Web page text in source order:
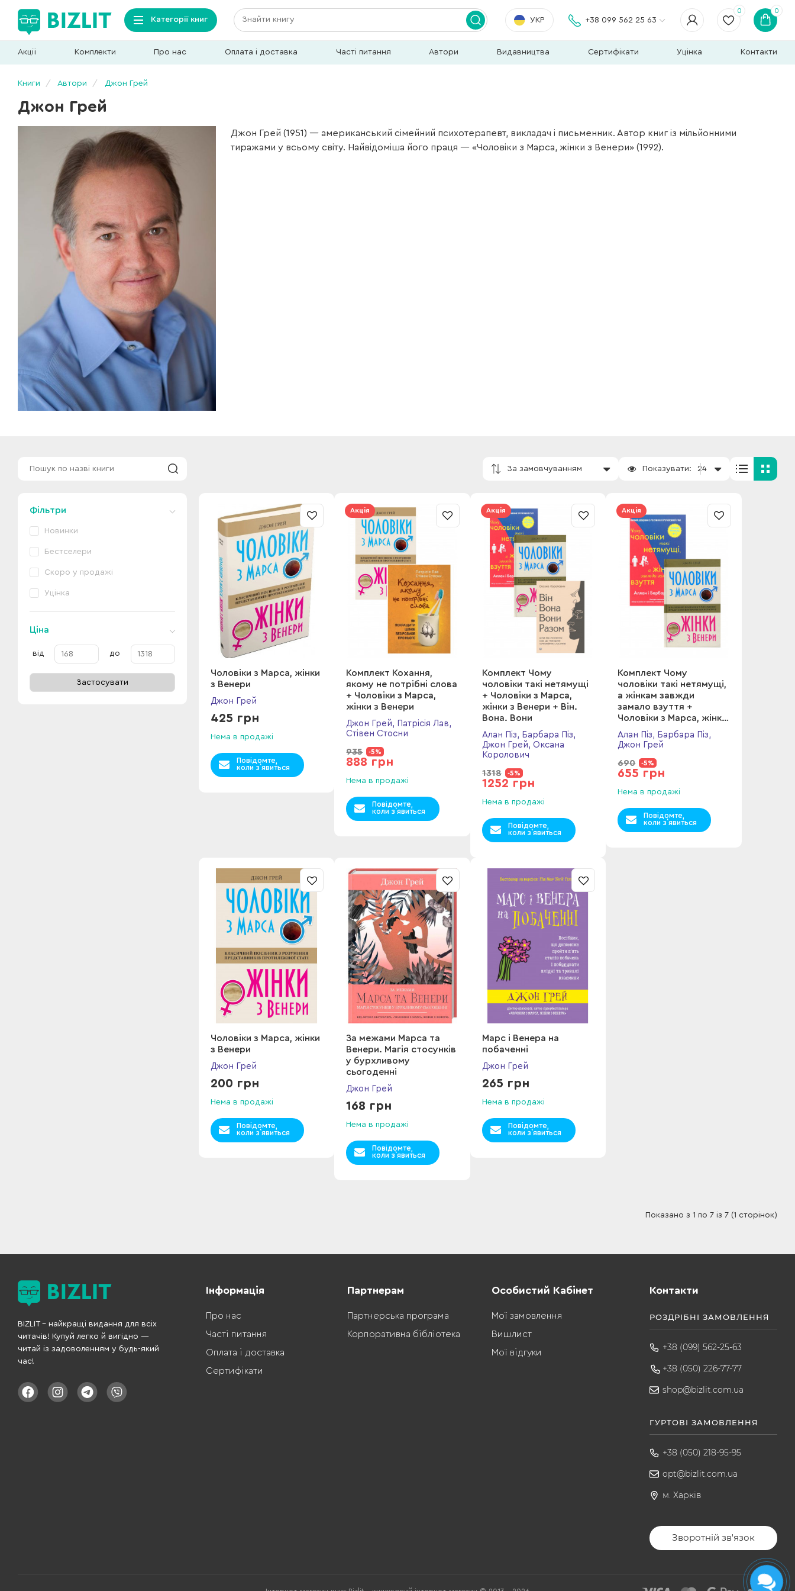
Категорії книг УКР +38 099 562 25 63
0 0
Акції Комплекти Про нас Оплата і доставка Часті питання Автори Видавництва Сертифікати Уцінка Контакти
Книги Автори Джон Грей
Джон Грей
Джон Грей (1951) — американський сімейний психотерапевт, викладач і письменник. Автор книг із мільйонними
тиражами у всьому світу. Найвідоміша його праця — «Чоловіки з Марса, жінки з Венери» (1992).
За замовчуванням Показувати: 24
Фільтри
Новинки
Бестселери
Скоро у продажі
Уцінка
Ціна
від до
Застосувати
Чоловіки з Марса, жінки
з Венери
Джон Грей
425 грн
Нема в продажі
Повідомте,
коли з`явиться
Акція
Комплект Кохання,
якому не потрібні слова
+ Чоловіки з Марса,
жінки з Венери
Джон Грей, Патрісія Лав,
Стівен Стосни
935 -5%
888 грн
Нема в продажі
Повідомте,
коли з`явиться
Акція
Комплект Чому
чоловіки такі нетямущі
+ Чоловіки з Марса,
жінки з Венери + Він.
Вона. Вони
Алан Піз, Барбара Піз,
Джон Грей, Оксана
Королович
1318 -5%
1252 грн
Нема в продажі
Повідомте,
коли з`явиться
Акція
Комплект Чому
чоловіки такі нетямущі,
а жінкам завжди
замало взуття +
Чоловіки з Марса, жінки
з Венери
Алан Піз, Барбара Піз,
Джон Грей
690 -5%
655 грн
Нема в продажі
Повідомте,
коли з`явиться
Чоловіки з Марса, жінки
з Венери
Джон Грей
200 грн
Нема в продажі
Повідомте,
коли з`явиться
За межами Марса та
Венери. Магія стосунків
у бурхливому
сьогоденні
Джон Грей
168 грн
Нема в продажі
Повідомте,
коли з`явиться
Марс і Венера на
побаченні
Джон Грей
265 грн
Нема в продажі
Повідомте,
коли з`явиться
Показано з 1 по 7 із 7 (1 сторінок)
BIZLIT – найкращі видання для всіх
читачів! Купуй легко й вигідно —
читай із задоволенням у будь-який
час!
Інформація
Про нас
Часті питання
Оплата і доставка
Сертифікати
Партнерам
Партнерська програма
Корпоративна бібліотека
Особистий Кабінет
Мої замовлення
Вишлист
Мої відгуки
Контакти
РОЗДРІБНІ ЗАМОВЛЕННЯ
+38 (099) 562-25-63
+38 (050) 226-77-77
shop@bizlit.com.ua
ГУРТОВІ ЗАМОВЛЕННЯ
+38 (050) 218-95-95
opt@bizlit.com.ua
м. Харків
Зворотній зв'язок